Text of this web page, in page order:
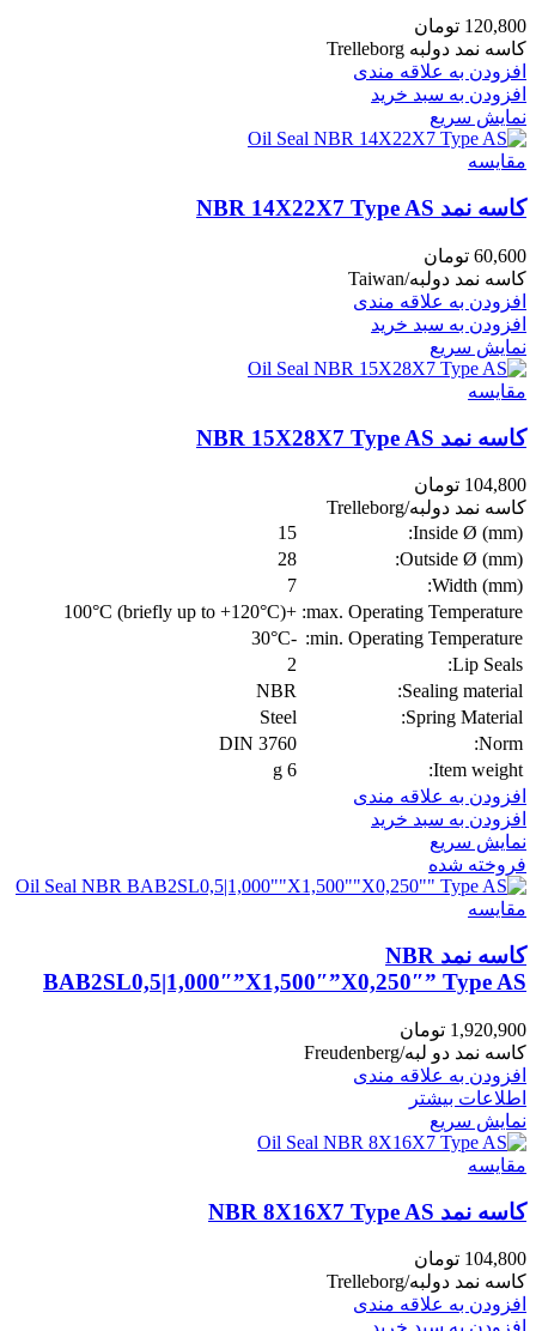
120,800 تومان
کاسه نمد دولبه Trelleborg
افزودن به علاقه مندی
افزودن به سبد خرید
نمایش سریع
مقايسه
کاسه نمد NBR 14X22X7 Type AS
60,600 تومان
کاسه نمد دولبه/Taiwan
افزودن به علاقه مندی
افزودن به سبد خرید
نمایش سریع
مقايسه
کاسه نمد NBR 15X28X7 Type AS
104,800 تومان
کاسه نمد دولبه/Trelleborg
Inside Ø (mm):
15
Outside Ø (mm):
28
Width (mm):
7
max. Operating Temperature:
+100°C (briefly up to +120°C)
min. Operating Temperature:
-30°C
Lip Seals:
2
Sealing material:
NBR
Spring Material:
Steel
Norm:
DIN 3760
Item weight:
6 g
افزودن به علاقه مندی
افزودن به سبد خرید
نمایش سریع
فروخته شده
مقايسه
کاسه نمد NBR
BAB2SL0,5|1,000″”X1,500″”X0,250″” Type AS
1,920,900 تومان
کاسه نمد دو لبه/Freudenberg
افزودن به علاقه مندی
اطلاعات بیشتر
نمایش سریع
مقايسه
کاسه نمد NBR 8X16X7 Type AS
104,800 تومان
کاسه نمد دولبه/Trelleborg
افزودن به علاقه مندی